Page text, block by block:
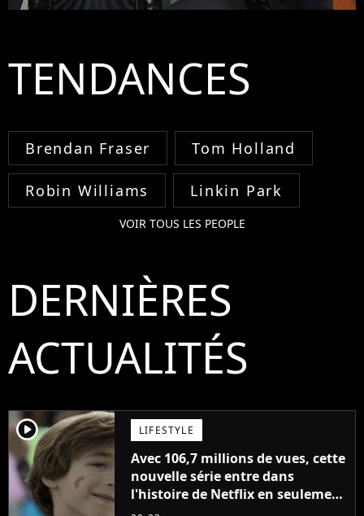
TENDANCES
Brendan Fraser Tom Holland
Robin Williams Linkin Park
VOIR TOUS LES PEOPLE
DERNIÈRES
ACTUALITÉS
player2 LIFESTYLE
Avec 106,7 millions de vues, cette
nouvelle série entre dans
l'histoire de Netflix en seulement
48 jours